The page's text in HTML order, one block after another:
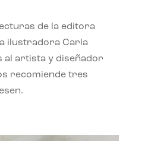
de la editora
ilustradora Carla
al artista y diseñador
recomiende tres